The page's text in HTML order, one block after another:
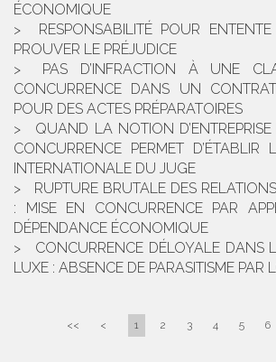
ÉCONOMIQUE
RESPONSABILITÉ POUR
PROUVER LE PRÉJUDICE
PAS D’INFRACTION À UNE
CONCURRENCE DANS UN
POUR DES ACTES PRÉPARATOIRES
QUAND LA NOTION
CONCURRENCE PERMET D’ÉTABLIR
INTERNATIONALE DU JUGE
RUPTURE BRUTALE DES
: MISE EN CONCURRENCE PAR
DÉPENDANCE ÉCONOMIQUE
CONCURRENCE DÉLOYALE DANS
LUXE : ABSENCE DE PARASITISME PAR
<< < 1 2 3 4 5 6